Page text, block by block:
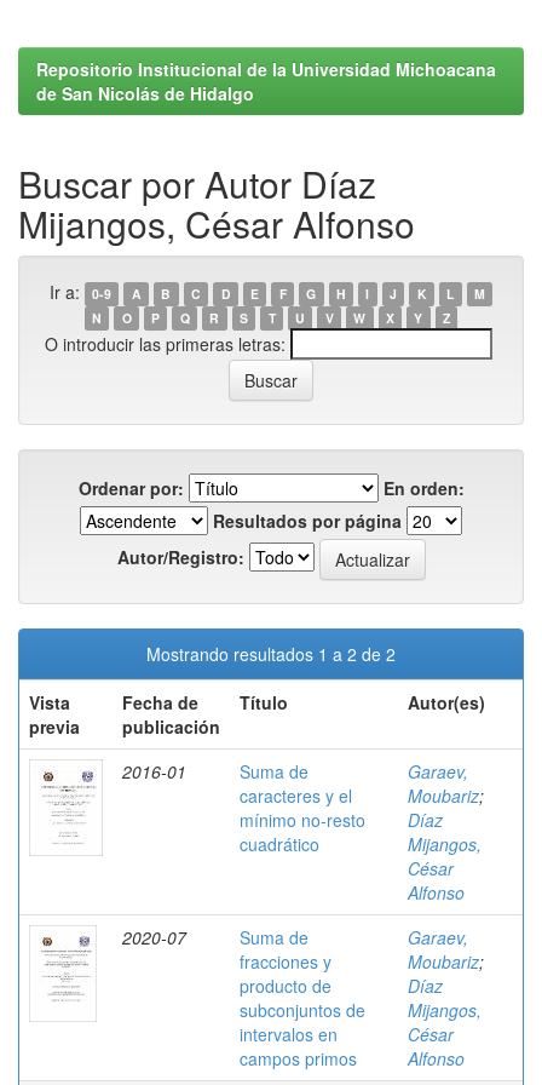
Repositorio Institucional de la Universidad Michoacana
de San Nicolás de Hidalgo
Buscar por Autor Díaz
Mijangos, César Alfonso
Ir a: 0-9 A B C D E F G H I J K L
M
N
O P Q R S T U V W X Y Z
O introducir las primeras letras:
Ordenar por:
En orden:
Resultados por página
Autor/Registro:
Mostrando resultados 1 a 2 de 2
Vista
previa
Fecha de
publicación
Título Autor(es)
2016-01
Suma de
caracteres y el
mínimo no-resto
cuadrático
Garaev,
Moubariz;
Díaz
Mijangos,
César
Alfonso
2020-07
Suma de
fracciones y
producto de
subconjuntos de
intervalos en
campos primos
Garaev,
Moubariz;
Díaz
Mijangos,
César
Alfonso